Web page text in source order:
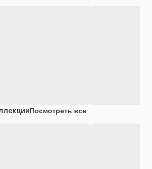
Посмотреть все